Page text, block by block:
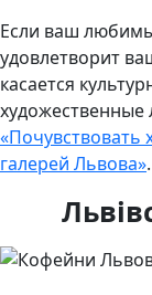
Если ваш
удовлетворит
касается
художественные
«Почувствовать
галерей Львова».